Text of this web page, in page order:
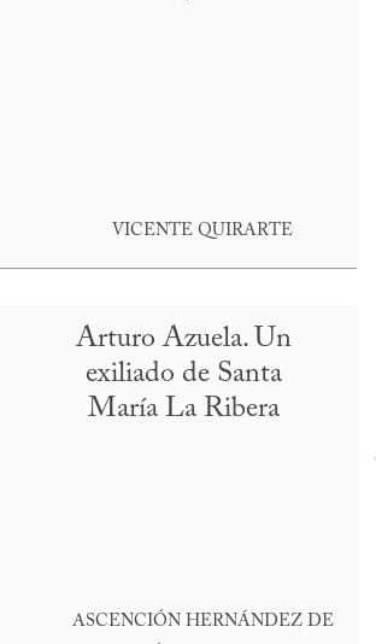
VICENTE QUIRARTE
Arturo Azuela. Un
exiliado de Santa
María La Ribera
ASCENCIÓN HERNÁNDEZ DE